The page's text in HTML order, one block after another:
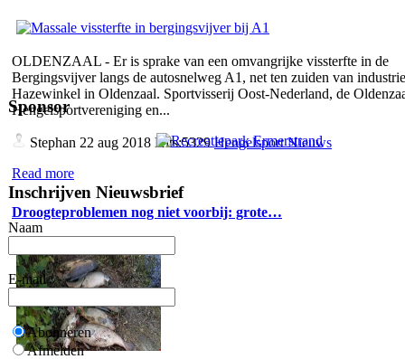
OLDENZAAL - Er is sprake van een omvangrijke vissterfte in de
Bergingsvijver langs de autosnelweg A1, net ten zuiden van
Hazewinkel in Oldenzaal. Sportvisserij Oost-Nederland, de
Hengelsportvereniging en...
Stephan 22 aug 2018 Hits:5329Hengelsport Nieuws
Read more
Droogteproblemen nog niet voorbij: grote…
Sponsor
Inschrijven Nieuwsbrief
Naam
E-mail
Abonneren
Afmelden